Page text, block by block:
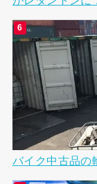
バイク中古品の